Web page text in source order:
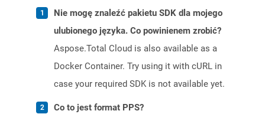
Nie mogę znaleźć pakietu SDK dla mojego
ulubionego języka. Co powinienem zrobić?
Aspose.Total Cloud is also available as a
Docker Container. Try using it with cURL in
case your required SDK is not available yet.
Co to jest format PPS?